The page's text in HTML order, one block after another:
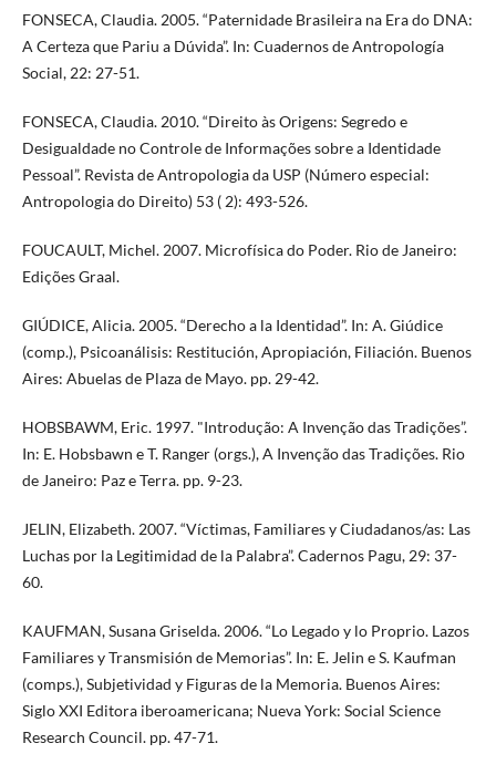
FONSECA, Claudia. 2005. “Paternidade Brasileira na Era do DNA:
A Certeza que Pariu a Dúvida”. In: Cuadernos de Antropología
Social, 22: 27-51.
FONSECA, Claudia. 2010. “Direito às Origens: Segredo e
Desigualdade no Controle de Informações sobre a Identidade
Pessoal”. Revista de Antropologia da USP (Número especial:
Antropologia do Direito) 53 ( 2): 493-526.
FOUCAULT, Michel. 2007. Microfísica do Poder. Rio de Janeiro:
Edições Graal.
GIÚDICE, Alicia. 2005. “Derecho a la Identidad”. In: A. Giúdice
(comp.), Psicoanálisis: Restitución, Apropiación, Filiación. Buenos
Aires: Abuelas de Plaza de Mayo. pp. 29-42.
HOBSBAWM, Eric. 1997. "Introdução: A Invenção das Tradições”.
In: E. Hobsbawn e T. Ranger (orgs.), A Invenção das Tradições. Rio
de Janeiro: Paz e Terra. pp. 9-23.
JELIN, Elizabeth. 2007. “Víctimas, Familiares y Ciudadanos/as: Las
Luchas por la Legitimidad de la Palabra”. Cadernos Pagu, 29: 37-
60.
KAUFMAN, Susana Griselda. 2006. “Lo Legado y lo Proprio. Lazos
Familiares y Transmisión de Memorias”. In: E. Jelin e S. Kaufman
(comps.), Subjetividad y Figuras de la Memoria. Buenos Aires:
Siglo XXI Editora iberoamericana; Nueva York: Social Science
Research Council. pp. 47-71.